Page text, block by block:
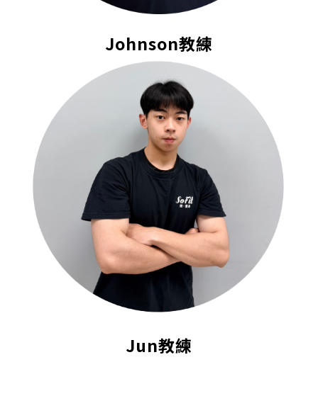
Johnson教練
Jun教練